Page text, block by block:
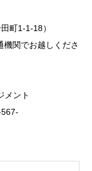
町1-1-18）
関でお越しくださ
メント